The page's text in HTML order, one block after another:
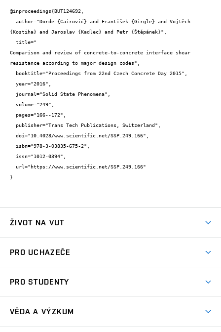
@inproceedings{BUT124692,
{Kostiha} and Jaroslav {Kadlec} and Petr {Štěpánek}",
Comparison and review of concrete-to-concrete interface shear
resistance according to major design codes",
}
ŽIVOT NA VUT
Koleje
Sport na VUT
PRO UCHAZEČE
Dny otevřených dveří
PRO STUDENTY
VĚDA A VÝZKUM